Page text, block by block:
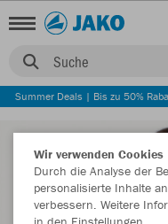
Suche
Summer Deals | Bis zu 50%
Wir verwenden Cookies
Durch die Analyse der
personalisierte Inhalte
verbessern. Weitere